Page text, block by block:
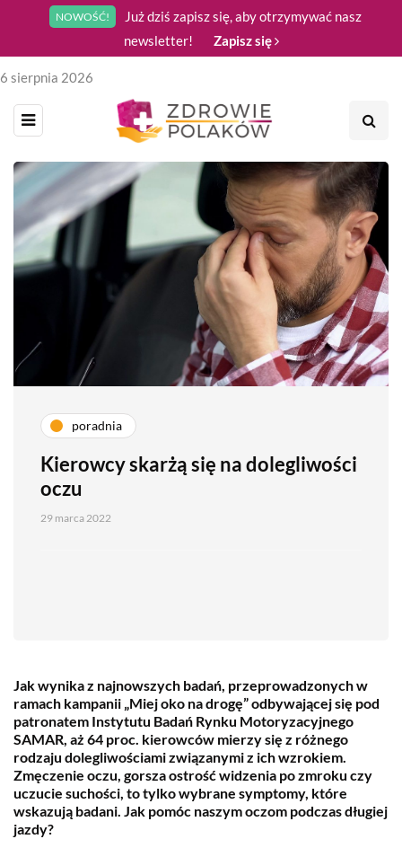
NOWOŚĆ!
Już dziś zapisz się, aby otrzymywać nasz
newsletter!
Zapisz się
6 sierpnia 2026
poradnia
Kierowcy skarżą się na dolegliwości
oczu
29 marca 2022
Jak wynika z najnowszych badań, przeprowadzonych w
ramach kampanii „Miej oko na drogę” odbywającej się pod
patronatem Instytutu Badań Rynku Motoryzacyjnego
SAMAR, aż 64 proc. kierowców mierzy się z różnego
rodzaju dolegliwościami związanymi z ich wzrokiem.
Zmęczenie oczu, gorsza ostrość widzenia po zmroku czy
uczucie suchości, to tylko wybrane symptomy, które
wskazują badani. Jak pomóc naszym oczom podczas długiej
jazdy?